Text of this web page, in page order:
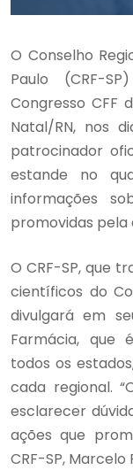
O Conselho
Paulo (CRF-
Congresso CFF
Natal/RN, nos
patrocinador
estande no
informações
promovidas pela
O CRF-SP, que
científicos do
divulgará em
Farmácia, que
todos os
cada regional.
esclarecer
ações que
CRF-SP, Marcelo